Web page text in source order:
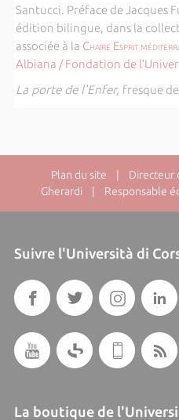
Santucci. Préface de Jacques
édition bilingue, dans la
associée à la Chaire Esprit
Albiana / Fondation de
La porte de l'Enfer, fresque
Plan du site | Directeur
Gherardi | Responsable
Suivre l'Università di
La boutique de